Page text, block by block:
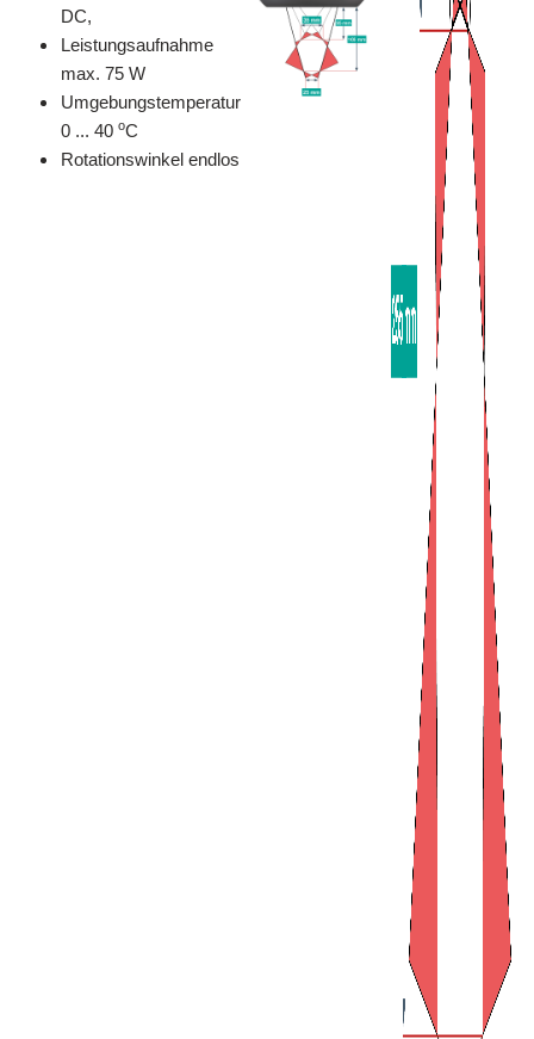
DC,
Leistungsaufnahme
max. 75 W
Umgebungstemperatur
0 ... 40 oC
Rotationswinkel endlos